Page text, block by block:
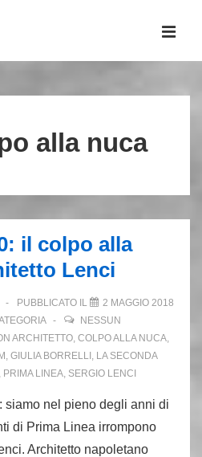
alla nuca
il colpo alla
Lenci
PUBBLICATO IL
2 MAGGIO 2018
NESSUN
ARCHITETTO, COLPO ALLA NUCA,
, GIULIA BORRELLI , LA SECONDA
, PRIMA LINEA, SERGIO LENCI
siamo nel pieno degli anni di
di Prima Linea irrompono
Architetto napoletano